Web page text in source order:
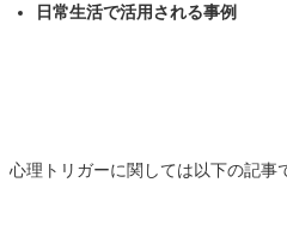
日常生活で活用される事例
心理トリガーに関しては以下の記事